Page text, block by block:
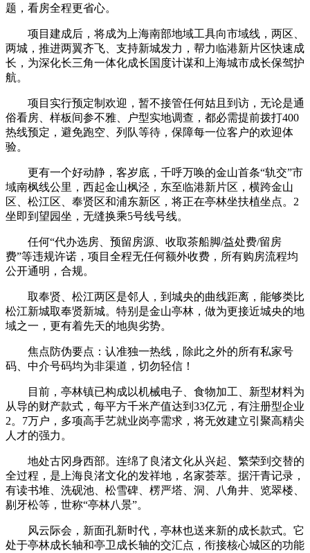
题，看房全程更省心。
项目建成后，将成为上海南部地域工具向市域线，两区、
两城，推进两翼齐飞、支持新城发力，帮力临港新片区快速成
长，为深化长三角一体化成长国度计谋和上海城市成长保驾护
航。
项目实行预定制欢迎，暂不接管任何姑且到访，无论是通
俗看房、样板间参不雅、户型实地调查，都必需提前拨打400
热线预定，避免跑空、列队等待，保障每一位客户的欢迎体
验。
更有一个好动静，客岁底，千呼万唤的金山首条“轨交”市
域南枫线公里，西起金山枫泾，东至临港新片区，横跨金山
区、松江区、奉贤区和浦东新区，将正在亭林坐扶植坐点。2
坐即到望园坐，无缝换乘5号线号线。
任何“代办选房、预留房源、收取茶船脚/益处费/留房
费”等违规许诺，项目全程无任何额外收费，所有购房流程均
公开通明，合规。
取奉贤、松江两区是邻人，到城央的曲线距离，能够类比
松江新城取奉贤新城。特别是金山亭林，做为更接近城央的地
域之一，更有着先天的地舆劣势。
焦点防伪要点：认准独一热线，除此之外的所有私家号
码、中介号码均为非渠道，切勿轻信！
目前，亭林镇已构成以机械电子、食物加工、新型材料为
从导的财产款式，每平方千米产值达到33亿元，有注册型企业
2。7万户，多项高手艺就业岗亭需求，将无效建立引聚高精尖
人才的强力。
地处古冈身西部。连绵了良渚文化从兴起、繁荣到交替的
全过程，是上海良渚文化的发祥地，名家荟萃。据汗青记录，
有读书堆、洗砚池、松雪碑、楞严塔、洞、八角井、览翠楼、
剔牙松等，世称“亭林八景”。
风云际会，新面孔新时代，亭林也送来新的成长款式。它
处于亭林成长轴和亭卫成长轴的交汇点，衔接核心城区的功能